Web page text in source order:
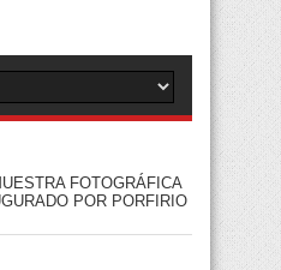
FOTOGRÁFICA
POR PORFIRIO